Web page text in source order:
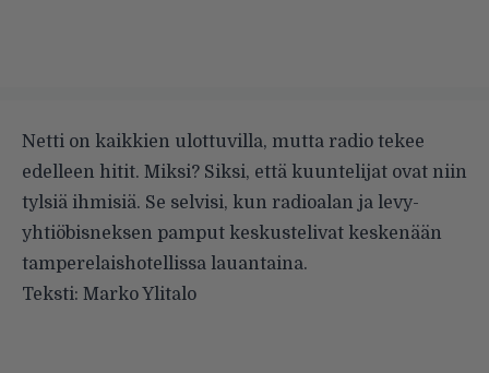
Netti on kaikkien ulottuvilla, mutta radio tekee
edelleen hitit. Miksi? Siksi, että kuuntelijat ovat niin
tylsiä ihmisiä. Se selvisi, kun radioalan ja levy-
yhtiöbisneksen pamput keskustelivat keskenään
tamperelaishotellissa lauantaina.
Teksti: Marko Ylitalo